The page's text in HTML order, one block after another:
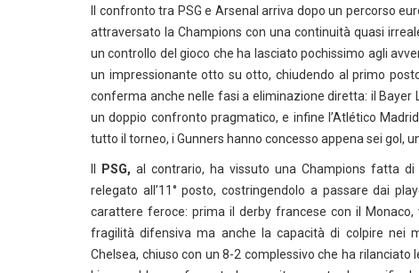
Il confronto tra PSG e Arsenal arriva dopo un percorso
attraversato la Champions con una continuità quasi
un controllo del gioco che ha lasciato pochissimo agli
un impressionante otto su otto, chiudendo al primo
conferma anche nelle fasi a eliminazione diretta: il Bayer
un doppio confronto pragmatico, e infine l’Atlético
tutto il torneo, i Gunners hanno concesso appena sei gol,
PSG, al contrario, ha vissuto una Champions fatta
relegato all’11° posto, costringendolo a passare dai
carattere feroce: prima il derby francese con il
fragilità difensiva ma anche la capacità di colpire nei
Chelsea, chiuso con un 8-2 complessivo che ha